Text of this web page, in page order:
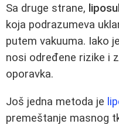
Sa druge strane,
koja podrazumeva
putem vakuuma. Iako je
nosi određene rizike i
oporavka.
Još jedna metoda je
premeštanje masnog